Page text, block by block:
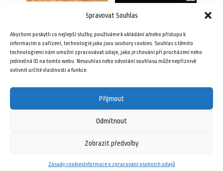
Spravovat Souhlas
Abychom poskytli co nejlepší služby, používáme k ukládání a/nebo přístupu k
informacím o zařízení, technologie jako jsou soubory cookies. Souhlas s těmito
technologiemi nám umožní zpracovávat údaje, jako je chování při procházení nebo
jedinečná ID na tomto webu. Nesouhlas nebo odvolání souhlasu může nepříznivě
ovlivnit určité vlastnosti a funkce.
Přijmout
Odmítnout
Zobrazit předvolby
Zásady cookiesInformace o zpracování osobních údajů
69,00Kč
Přidat do košíku
69,00Kč